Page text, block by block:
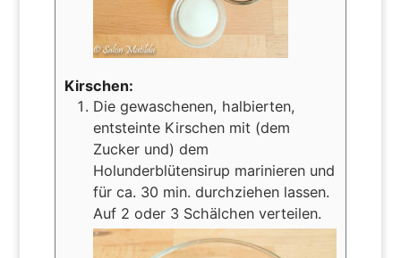
Kirschen:
Die gewaschenen, halbierten,
entsteinte Kirschen mit (dem
Zucker und) dem
Holunderblütensirup marinieren und
für ca. 30 min. durchziehen lassen.
Auf 2 oder 3 Schälchen verteilen.